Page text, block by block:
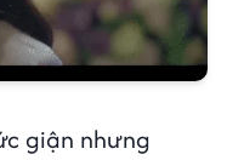
giận nhưng